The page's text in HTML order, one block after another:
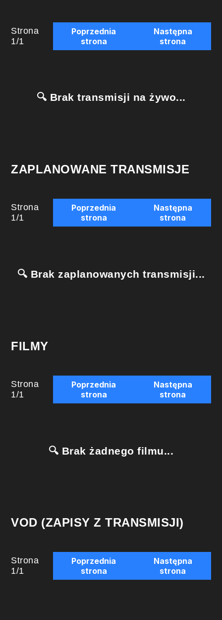
Strona
1/1
Poprzednia
strona
Następna
strona
🔍 Brak transmisji na żywo...
ZAPLANOWANE TRANSMISJE
Strona
1/1
Poprzednia
strona
Następna
strona
🔍 Brak zaplanowanych transmisji...
FILMY
Strona
1/1
Poprzednia
strona
Następna
strona
🔍 Brak żadnego filmu...
VOD (ZAPISY Z TRANSMISJI)
Strona
1/1
Poprzednia
strona
Następna
strona